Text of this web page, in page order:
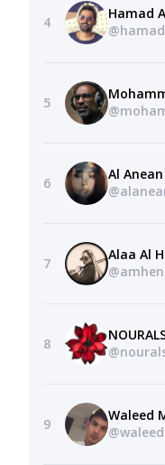
4
5
6
7
8
9
Waleed